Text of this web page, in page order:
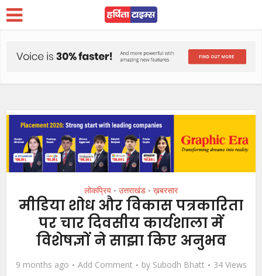
लोकप्रिय • उत्तराखंड • ख़बरसार
मीडिया शोध और विकास पत्रकारिता
पर चार दिवसीय कार्यशाला में
विशेषज्ञों ने साझा किए अनुभव
9 months ago Add Comment by Subodh Bhatt 34 Views